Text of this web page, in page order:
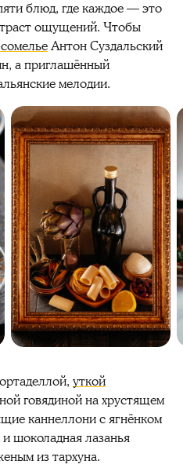
блюд, где каждое — это
ощущений. Чтобы
Антон Суздальский
а приглашённый
мелодии.
уткой
говядиной на хрустящем
каннеллони с ягнёнком
шоколадная лазанья
из тархуна.